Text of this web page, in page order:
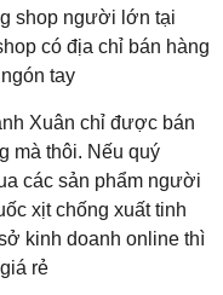
shop người lớn tại
có địa chỉ bán hàng
tay
Xuân chỉ được bán
mà thôi. Nếu quý
các sản phẩm người
xịt chống xuất tinh
kinh doanh online thì
rẻ